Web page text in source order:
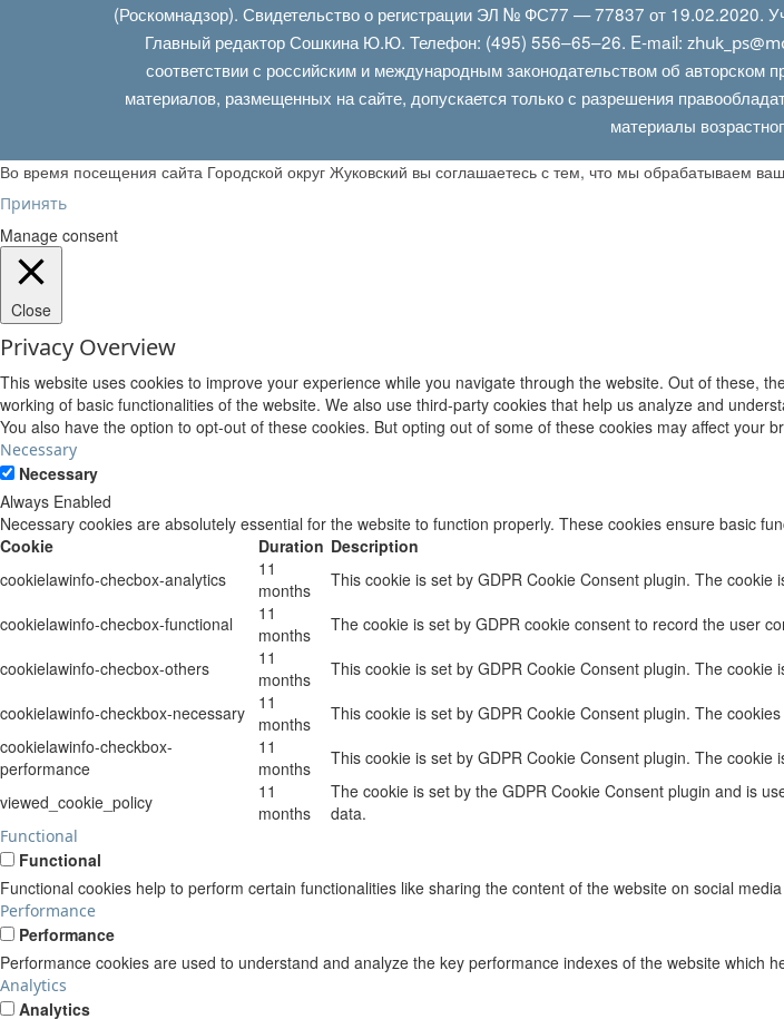
(Роскомнадзор). Свидетельство о регистрации ЭЛ № ФС77 — 77837 от 19.02.2020.
Главный редактор Сошкина Ю.Ю. Телефон: (495) 556–65–26. E‑mail:
соответствии с российским и международным законодательством об
материалов, размещенных на сайте, допускается только с разрешения
материалы
Во время посещения сайта Городской округ Жуковский вы соглашаетесь с тем, что мы обрабатываем
Принять
Manage consent
Close
Privacy Overview
This website uses cookies to improve your experience while you navigate through the website. Out of these,
working of basic functionalities of the website. We also use third-party cookies that help us analyze and
You also have the option to opt-out of these cookies. But opting out of some of these cookies may affect your
Necessary
Necessary
Always Enabled
Necessary cookies are absolutely essential for the website to function properly. These cookies ensure basic
Cookie
Duration Description
cookielawinfo-checbox-analytics
11
months
This cookie is set by GDPR Cookie Consent plugin. The
cookielawinfo-checbox-functional
11
months
The cookie is set by GDPR cookie consent to record the user
cookielawinfo-checbox-others
11
months
This cookie is set by GDPR Cookie Consent plugin. The
cookielawinfo-checkbox-necessary
11
months
This cookie is set by GDPR Cookie Consent plugin. The
cookielawinfo-checkbox-
performance
11
months
This cookie is set by GDPR Cookie Consent plugin. The
viewed_cookie_policy
11
months
The cookie is set by the GDPR Cookie Consent plugin and is
data.
Functional
Functional
Functional cookies help to perform certain functionalities like sharing the content of the website on social
Performance
Performance
Performance cookies are used to understand and analyze the key performance indexes of the website which
Analytics
Analytics